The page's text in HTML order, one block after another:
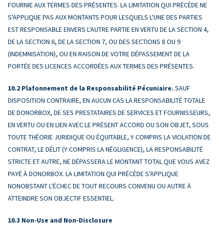
FOURNIE AUX TERMES DES PRÉSENTES. LA LIMITATION QUI PRÉCÈDE NE
S'APPLIQUE PAS AUX MONTANTS POUR LESQUELS L'UNE DES PARTIES
EST RESPONSABLE ENVERS L'AUTRE PARTIE EN VERTU DE LA SECTION 4,
DE LA SECTION 6, DE LA SECTION 7, OU DES SECTIONS 8 OU 9
(INDEMNISATION), OU EN RAISON DE VOTRE DÉPASSEMENT DE LA
PORTÉE DES LICENCES ACCORDÉES AUX TERMES DES PRÉSENTES.
Plafonnement de la Responsabilité Pécuniaire. SAUF
DISPOSITION CONTRAIRE, EN AUCUN CAS LA RESPONSABILITÉ TOTALE
DE DONORBOX, DE SES PRESTATAIRES DE SERVICES ET FOURNISSEURS,
EN VERTU OU EN LIEN AVEC LE PRÉSENT ACCORD OU SON OBJET, SOUS
TOUTE THÉORIE JURIDIQUE OU ÉQUITABLE, Y COMPRIS LA VIOLATION DE
CONTRAT, LE DÉLIT (Y COMPRIS LA NÉGLIGENCE), LA RESPONSABILITÉ
STRICTE ET AUTRE, NE DÉPASSERA LE MONTANT TOTAL QUE VOUS AVEZ
PAYÉ À DONORBOX. LA LIMITATION QUI PRÉCÈDE S'APPLIQUE
NONOBSTANT L'ÉCHEC DE TOUT RECOURS CONVENU OU AUTRE À
ATTEINDRE SON OBJECTIF ESSENTIEL.
Non-Use and Non-Disclosure